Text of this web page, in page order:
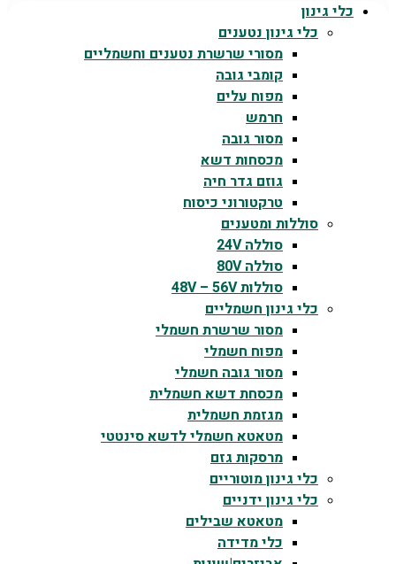
כלי גינון
כלי גינון נטענים
מסורי שרשרת נטענים וחשמליים
קומבי גובה
מפוח עלים
חרמש
מסור גובה
מכסחות דשא
גוזם גדר חיה
טרקטורוני כיסוח
סוללות ומטענים
סוללה 24V
סוללה 80V
סוללות 48V – 56V
כלי גינון חשמליים
מסור שרשרת חשמלי
מפוח חשמלי
מסור גובה חשמלי
מכסחת דשא חשמלית
מגזמת חשמלית
מטאטא חשמלי לדשא סינטטי
מרסקות גזם
כלי גינון מוטוריים
כלי גינון ידניים
מטאטא שבילים
כלי מדידה